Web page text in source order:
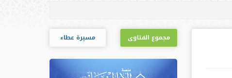
مجموع الفتاوى مسيرة عطاء